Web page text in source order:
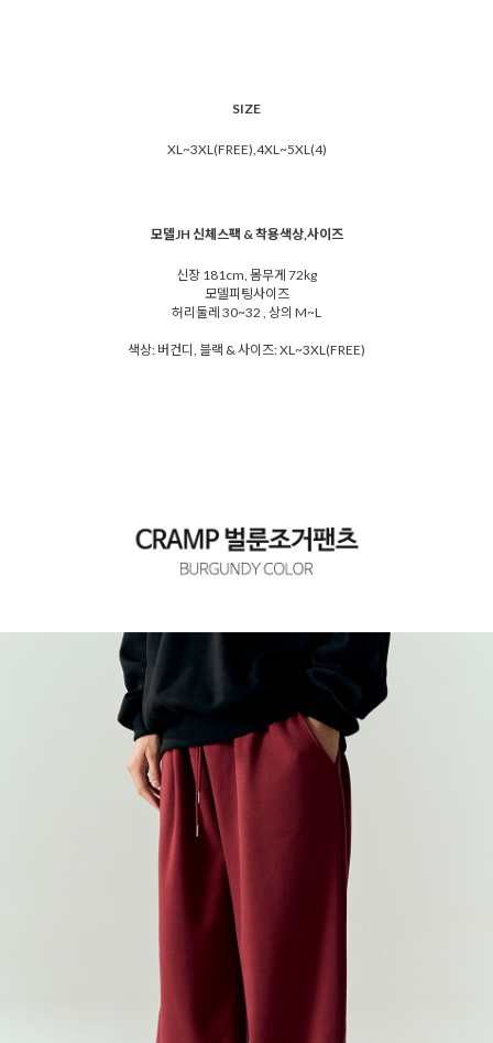
SIZE
XL~3XL(FREE),4XL~5XL(4)
모델JH 신체스팩 & 착용색상,사이즈
신장 181cm, 몸무게 72kg
모델피팅사이즈
허리둘레 30~32 , 상의 M~L
색상: 버건디, 블랙 & 사이즈: XL~3XL(FREE)